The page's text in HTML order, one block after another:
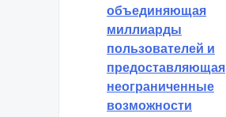
объединяющая
миллиарды
пользователей и
предоставляющая
неограниченные
возможности